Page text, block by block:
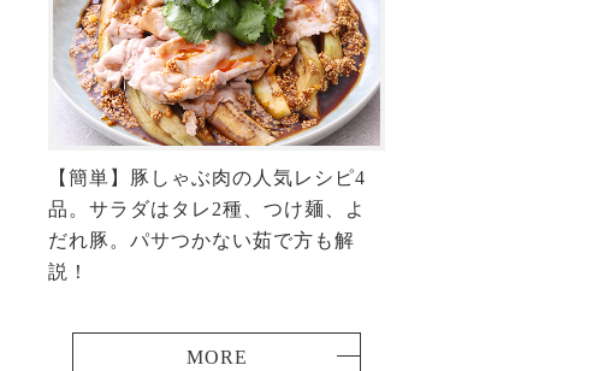
【簡単】豚しゃぶ肉の人気レシピ4
品。サラダはタレ2種、つけ麺、よ
だれ豚。パサつかない茹で方も解
説！
MORE